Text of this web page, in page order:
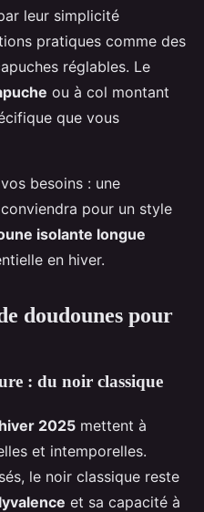
leur simplicité
pratiques comme des
réglables. Le
ou à col montant
que vous
besoins : une
conviendra pour un style
isolante longue
en hiver.
doudounes pour
: du noir classique
2025 mettent à
et intemporelles.
le noir classique reste
et sa capacité à